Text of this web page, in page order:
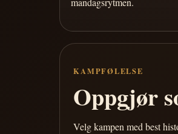
KAMPFØLELSE
Oppgjør
Velg kampen med best